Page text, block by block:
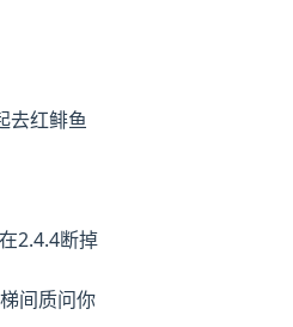
去红鲱鱼
2.4.4断掉
间质问你